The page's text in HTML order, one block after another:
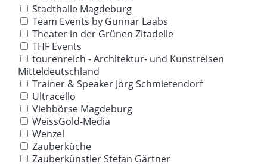
Stadthalle Magdeburg
Team Events by Gunnar Laabs
Theater in der Grünen Zitadelle
THF Events
tourenreich - Architektur- und Kunstreisen
Mitteldeutschland
Trainer & Speaker Jörg Schmietendorf
Ultracello
Viehbörse Magdeburg
WeissGold-Media
Wenzel
Zauberküche
Zauberkünstler Stefan Gärtner